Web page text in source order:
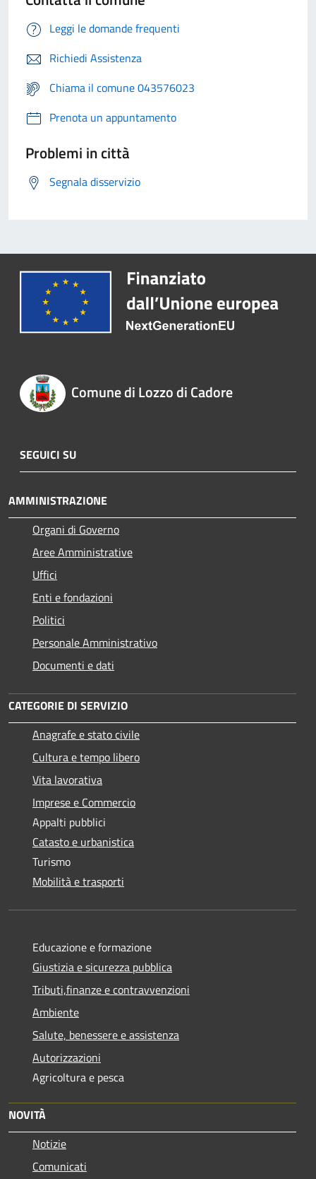
Leggi le domande frequenti
Richiedi Assistenza
Chiama il comune 043576023
Prenota un appuntamento
Problemi in città
Segnala disservizio
Comune di Lozzo di Cadore
SEGUICI SU
AMMINISTRAZIONE
Organi di Governo
Aree Amministrative
Uffici
Enti e fondazioni
Politici
Personale Amministrativo
Documenti e dati
CATEGORIE DI SERVIZIO
Anagrafe e stato civile
Cultura e tempo libero
Vita lavorativa
Imprese e Commercio
Appalti pubblici
Catasto e urbanistica
Turismo
Mobilità e trasporti
Educazione e formazione
Giustizia e sicurezza pubblica
Tributi,finanze e contravvenzioni
Ambiente
Salute, benessere e assistenza
Autorizzazioni
Agricoltura e pesca
NOVITÀ
Notizie
Comunicati